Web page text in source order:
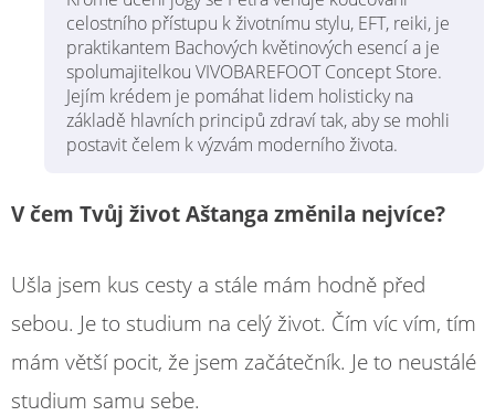
celostního přístupu k životnímu stylu, EFT, reiki, je
praktikantem Bachových květinových esencí a je
spolumajitelkou VIVOBAREFOOT Concept Store.
Jejím krédem je pomáhat lidem holisticky na
základě hlavních principů zdraví tak, aby se mohli
postavit čelem k výzvám moderního života.
V čem Tvůj život Aštanga změnila nejvíce?
Ušla jsem kus cesty a stále mám hodně před
sebou. Je to studium na celý život. Čím víc vím, tím
mám větší pocit, že jsem začátečník. Je to neustálé
studium samu sebe.